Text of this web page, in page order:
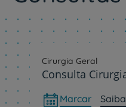
Cirurgia Geral
Consulta
Marcar